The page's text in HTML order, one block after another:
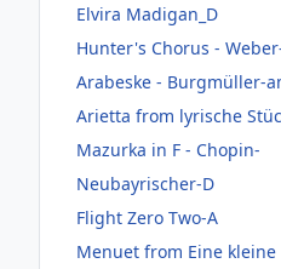
Elvira Madigan_D
Hunter's Chorus -
Arabeske - Burgmüller-
Arietta from lyrische
Mazurka in F - Chopin-
Neubayrischer-D
Flight Zero Two-A
Menuet from Eine